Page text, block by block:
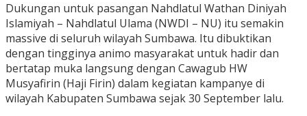
Dukungan untuk pasangan Nahdlatul Wathan Diniyah
Islamiyah – Nahdlatul Ulama (NWDI – NU) itu semakin
massive di seluruh wilayah Sumbawa. Itu dibuktikan
dengan tingginya animo masyarakat untuk hadir dan
bertatap muka langsung dengan Cawagub HW
Musyafirin (Haji Firin) dalam kegiatan kampanye di
wilayah Kabupaten Sumbawa sejak 30 September lalu.